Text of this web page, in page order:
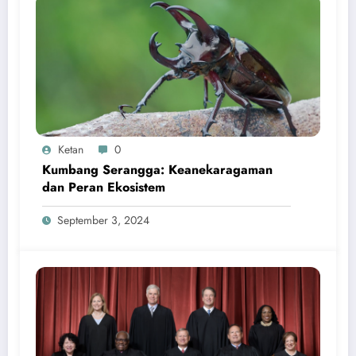
Ketan 0
Kumbang Serangga: Keanekaragaman
dan Peran Ekosistem
September 3, 2024